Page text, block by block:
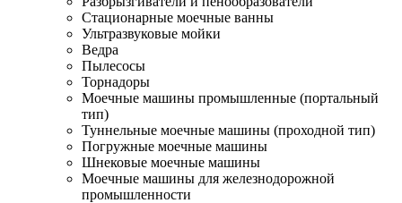
Стационарные моечные ванны
Ультразвуковые мойки
Ведра
Пылесосы
Торнадоры
Моечные машины промышленные (портальный
тип)
Туннельные моечные машины (проходной тип)
Погружные моечные машины
Шнековые моечные машины
Моечные машины для железнодорожной
промышленности